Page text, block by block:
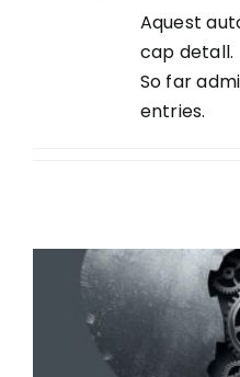
Cerca
Aquest
cap detall.
So far
entries.